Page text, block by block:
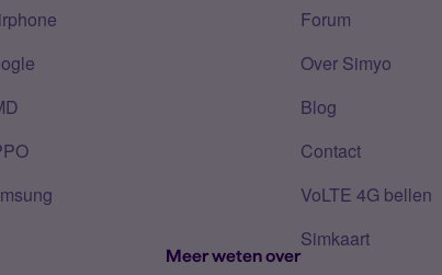
Meer weten over
Forum
Over Simyo
Blog
Contact
VoLTE 4G bellen
Simkaart